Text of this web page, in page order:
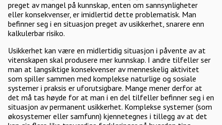
preget av mangel på kunnskap, enten om sannsynligheter
eller konsekvenser, er imidlertid dette problematisk. Man
befinner seg i en situasjon preget av usikkerhet, snarere enn
kalkulerbar risiko.
Usikkerhet kan være en midlertidig situasjon i påvente av at
vitenskapen skal produsere mer kunnskap. I andre tilfeller ser
man at langsiktige konsekvenser av menneskelig aktivitet
som spiller sammen med komplekse naturlige og sosiale
systemer i praksis er uforutsigbare. Mange mener derfor at
det må tas høyde for at man i en del tilfeller befinner seg i en
situasjon av permanent usikkerhet. Komplekse systemer (som
økosystemer eller samfunn) kjennetegnes i tillegg av at det